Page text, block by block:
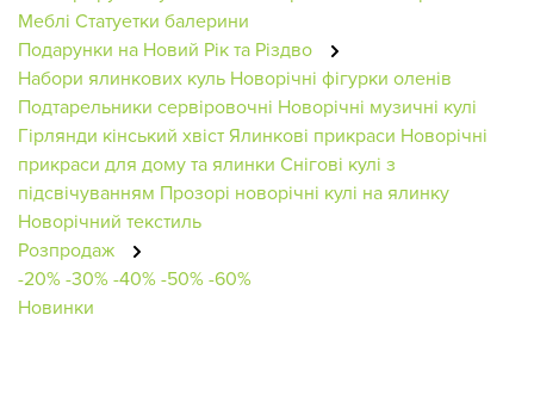
Меблі Статуетки балерини
Подарунки на Новий Рік та Різдво
Набори ялинкових куль Новорічні фігурки оленів
Подтарельники сервіровочні Новорічні музичні кулі
Гірлянди кінський хвіст Ялинкові прикраси Новорічні
прикраси для дому та ялинки Снігові кулі з
підсвічуванням Прозорі новорічні кулі на ялинку
Новорічний текстиль
Розпродаж
-20%-30%-40%-50%-60%
Новинки